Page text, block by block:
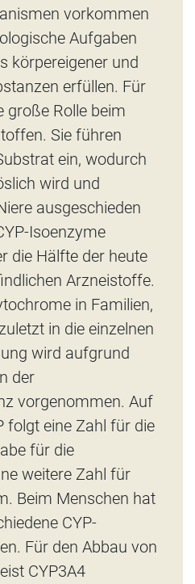
vorkommen
Aufgaben
körpereigener und
erfüllen. Für
große Rolle beim
Sie führen
ein, wodurch
wird und
ausgeschieden
Isoenzyme
die Hälfte der heute
Arzneistoffe.
in Familien,
in die einzelnen
wird aufgrund
der
vorgenommen. Auf
folgt eine Zahl für die
für die
weitere Zahl für
Beim Menschen hat
CYP-
Für den Abbau von
CYP3A4